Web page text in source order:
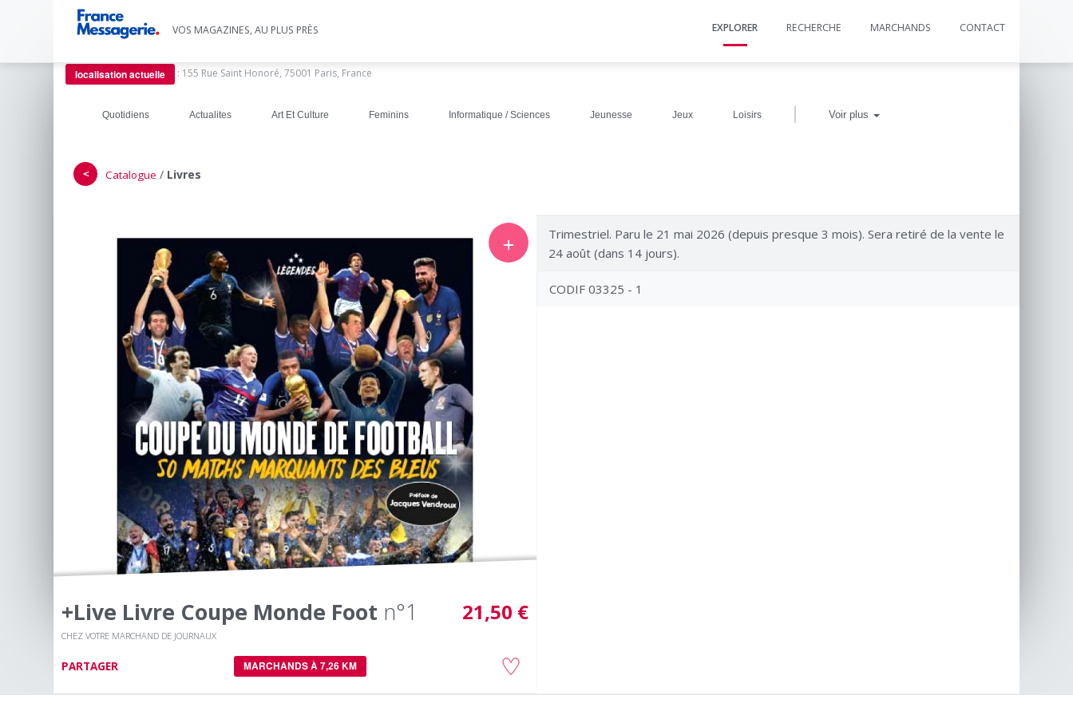
VOS MAGAZINES, AU PLUS PRÈS EXPLORER RECHERCHE MARCHANDS CONTACT
localisation actuelle : 155 Rue Saint Honoré, 75001 Paris, France
Quotidiens Actualites Art Et Culture Feminins Informatique / Sciences Jeunesse Jeux Loisirs | Voir plus
＜ Catalogue / Livres
＋
+live Livre Coupe Monde Foot n°1
CHEZ VOTRE MARCHAND DE JOURNAUX
21,50 €
PARTAGER MARCHANDS À 7,26 KM
Trimestriel. Paru le 21 mai 2026 (depuis presque 3 mois). Sera retiré de la vente le
24 août (dans 14 jours).
CODIF 03325 - 1